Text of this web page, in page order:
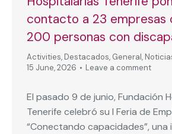
contacto a 23 empresas
200 personas con
Activities, Destacados, General,
15 June, 2026
Leave a comment
El pasado 9 de junio, Fundación
Tenerife celebró su I Feria de
“Conectando capacidades”, una